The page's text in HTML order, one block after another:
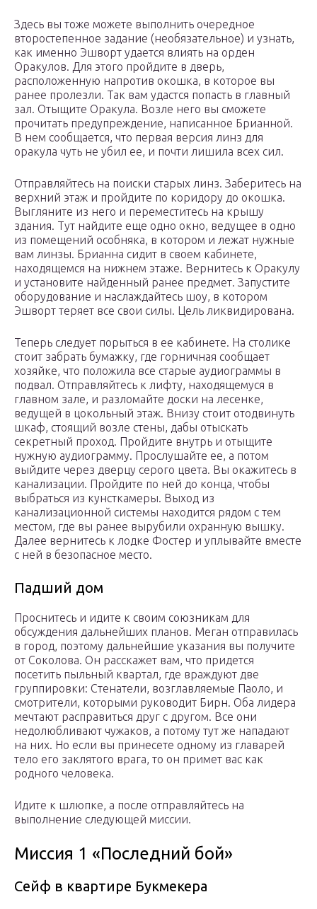
Здесь вы тоже можете выполнить очередное
второстепенное задание (необязательное) и узнать,
как именно Эшворт удается влиять на орден
Оракулов. Для этого пройдите в дверь,
расположенную напротив окошка, в которое вы
ранее пролезли. Так вам удастся попасть в главный
зал. Отыщите Оракула. Возле него вы сможете
прочитать предупреждение, написанное Брианной.
В нем сообщается, что первая версия линз для
оракула чуть не убил ее, и почти лишила всех сил.
Отправляйтесь на поиски старых линз. Заберитесь на
верхний этаж и пройдите по коридору до окошка.
Выгляните из него и переместитесь на крышу
здания. Тут найдите еще одно окно, ведущее в одно
из помещений особняка, в котором и лежат нужные
вам линзы. Брианна сидит в своем кабинете,
находящемся на нижнем этаже. Вернитесь к Оракулу
и установите найденный ранее предмет. Запустите
оборудование и наслаждайтесь шоу, в котором
Эшворт теряет все свои силы. Цель ликвидирована.
Теперь следует порыться в ее кабинете. На столике
стоит забрать бумажку, где горничная сообщает
хозяйке, что положила все старые аудиограммы в
подвал. Отправляйтесь к лифту, находящемуся в
главном зале, и разломайте доски на лесенке,
ведущей в цокольный этаж. Внизу стоит отодвинуть
шкаф, стоящий возле стены, дабы отыскать
секретный проход. Пройдите внутрь и отыщите
нужную аудиограмму. Прослушайте ее, а потом
выйдите через дверцу серого цвета. Вы окажитесь в
канализации. Пройдите по ней до конца, чтобы
выбраться из кунсткамеры. Выход из
канализационной системы находится рядом с тем
местом, где вы ранее вырубили охранную вышку.
Далее вернитесь к лодке Фостер и уплывайте вместе
с ней в безопасное место.
Падший дом
Проснитесь и идите к своим союзникам для
обсуждения дальнейших планов. Меган отправилась
в город, поэтому дальнейшие указания вы получите
от Соколова. Он расскажет вам, что придется
посетить пыльный квартал, где враждуют две
группировки: Стенатели, возглавляемые Паоло, и
смотрители, которыми руководит Бирн. Оба лидера
мечтают расправиться друг с другом. Все они
недолюбливают чужаков, а потому тут же нападают
на них. Но если вы принесете одному из главарей
тело его заклятого врага, то он примет вас как
родного человека.
Идите к шлюпке, а после отправляйтесь на
выполнение следующей миссии.
Миссия 1 «Последний бой»
Сейф в квартире Букмекера